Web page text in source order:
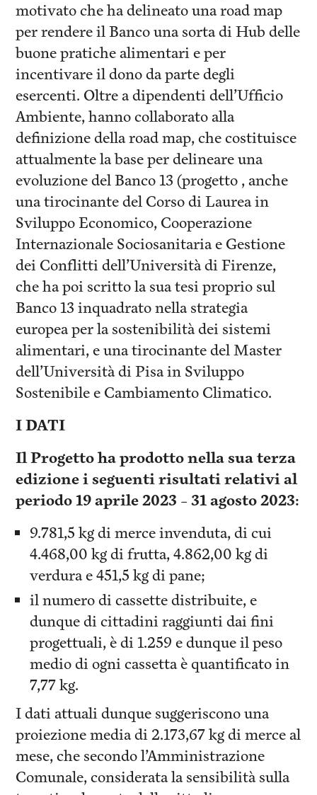
motivato che ha delineato una road map
per rendere il Banco una sorta di Hub delle
buone pratiche alimentari e per
incentivare il dono da parte degli
esercenti. Oltre a dipendenti dell’Ufficio
Ambiente, hanno collaborato alla
definizione della road map, che costituisce
attualmente la base per delineare una
evoluzione del Banco 13 (progetto , anche
una tirocinante del Corso di Laurea in
Sviluppo Economico, Cooperazione
Internazionale Sociosanitaria e Gestione
dei Conflitti dell’Università di Firenze,
che ha poi scritto la sua tesi proprio sul
Banco 13 inquadrato nella strategia
europea per la sostenibilità dei sistemi
alimentari, e una tirocinante del Master
dell’Università di Pisa in Sviluppo
Sostenibile e Cambiamento Climatico.
I DATI
Il Progetto ha prodotto nella sua terza
edizione i seguenti risultati relativi al
periodo 19 aprile 2023 – 31 agosto 2023:
9.781,5 kg di merce invenduta, di cui
4.468,00 kg di frutta, 4.862,00 kg di
verdura e 451,5 kg di pane;
il numero di cassette distribuite, e
dunque di cittadini raggiunti dai fini
progettuali, è di 1.259 e dunque il peso
medio di ogni cassetta è quantificato in
7,77 kg.
I dati attuali dunque suggeriscono una
proiezione media di 2.173,67 kg di merce al
mese, che secondo l’Amministrazione
Comunale, considerata la sensibilità sulla